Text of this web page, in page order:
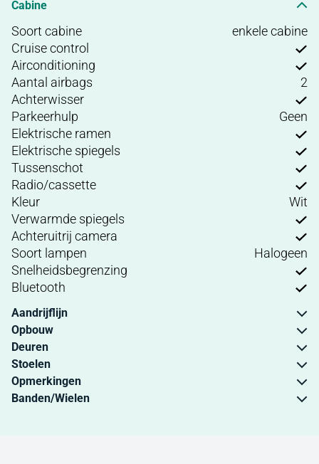
Cabine
Soort cabine
enkele cabine
Cruise control
Airconditioning
Aantal airbags
2
Achterwisser
Parkeerhulp
Geen
Elektrische ramen
Elektrische spiegels
Tussenschot
Radio/cassette
Kleur
Wit
Verwarmde spiegels
Achteruitrij camera
Soort lampen
Halogeen
Snelheidsbegrenzing
Bluetooth
Aandrijflijn
Opbouw
Deuren
Stoelen
Opmerkingen
Banden/Wielen